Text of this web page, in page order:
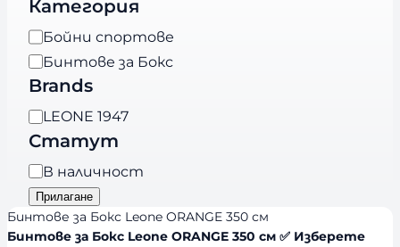
Категория
К
а
т
г
о
р
и
я
Бойни спортове
Бинтове за Бокс
Brands
B
r
a
n
d
s
LEONE 1947
Статут
Н
а
л
и
В наличност
Прилагане
Бинтове за Бокс Leone ORANGE 350 см
Бинтове за Бокс Leone ORANGE 350 см ✅ Изберете